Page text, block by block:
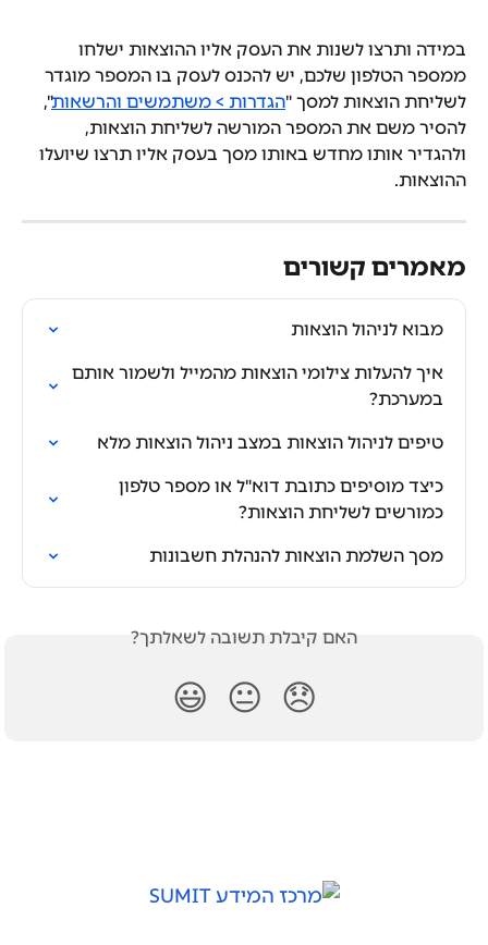
במידה ותרצו לשנות את העסק אליו ההוצאות ישלחו
ממספר הטלפון שלכם, יש להכנס לעסק בו המספר מוגדר
לשליחת הוצאות למסך "הגדרות > משתמשים והרשאות",
להסיר משם את המספר המורשה לשליחת הוצאות,
ולהגדיר אותו מחדש באותו מסך בעסק אליו תרצו שיועלו
ההוצאות.
מאמרים קשורים
מבוא לניהול הוצאות
איך להעלות צילומי הוצאות מהמייל ולשמור אותם
במערכת?
טיפים לניהול הוצאות במצב ניהול הוצאות מלא
כיצד מוסיפים כתובת דוא"ל או מספר טלפון
כמורשים לשליחת הוצאות?
מסך השלמת הוצאות להנהלת חשבונות
האם קיבלת תשובה לשאלתך?
😞
😐
😃